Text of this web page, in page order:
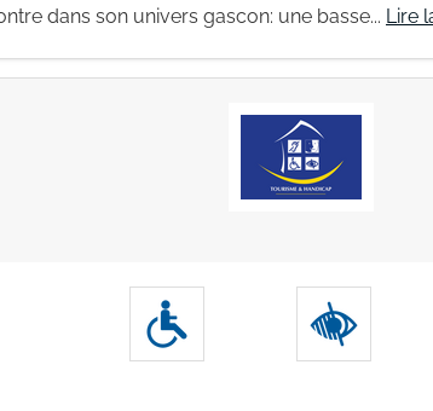
dans son univers gascon: une basse... Lire